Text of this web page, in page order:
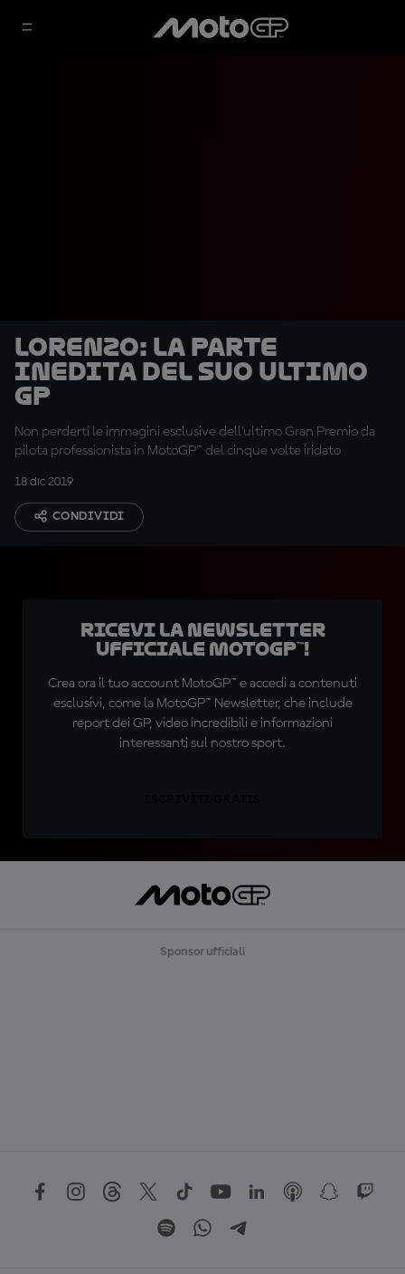
Lorenzo: la parte
inedita del suo ultimo
GP
Non perderti le immagini esclusive dell’ultimo Gran Premio da
pilota professionista in MotoGP™ del cinque volte iridato
18 dic 2019
CONDIVIDI
Ricevi la newsletter
ufficiale MotoGP™!
Crea ora il tuo account MotoGP™ e accedi a contenuti
esclusivi, come la MotoGP™ Newsletter, che include
report dei GP, video incredibili e informazioni
interessanti sul nostro sport.
Sponsor ufficiali